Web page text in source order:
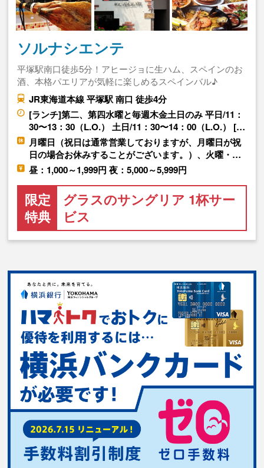
ソルナシエンテ
平塚駅南口徒歩5分！アヒージョに生ハム、スペインのお
酒、本格パエリアが気軽に楽しめるスペインバル♪
JR東海道本線 平塚駅 南口 徒歩4分
[ランチ]第二、第四水曜と毎週木金土日のみ 平日/11：
30〜13：30（L.O.） 土日/11：30〜14：00（L.O.） […
月曜日（祝日は通常営業しておりますが、月曜日が祝
日の場合お休みすることがございます。）、火曜・…
昼：1,000～1,999円 夜：5,000～5,999円
限定
特典
グラスのサングリア 1杯サー
ビス